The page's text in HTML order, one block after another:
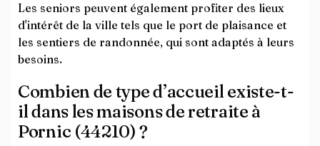
Les seniors peuvent également profiter des lieux
d'intérêt de la ville tels que le port de plaisance et
les sentiers de randonnée, qui sont adaptés à leurs
besoins.
Combien de type d’accueil existe-t-
il dans les maisons de retraite à
Pornic (44210) ?